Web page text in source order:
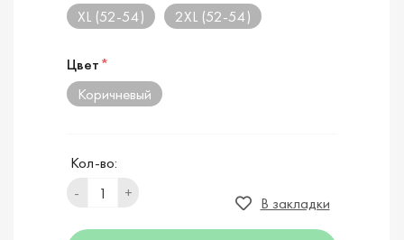
XL (52-54)
2XL (52-54)
Цвет*
Коричневый
Кол-во:
-
+
В закладки